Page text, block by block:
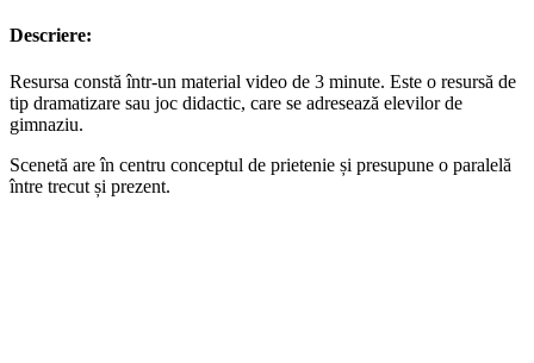
Descriere:
Resursa constă într-un material video de 3 minute. Este o resursă de
tip dramatizare sau joc didactic, care se adresează elevilor de
gimnaziu.
Scenetă are în centru conceptul de prietenie și presupune o paralelă
între trecut și prezent.